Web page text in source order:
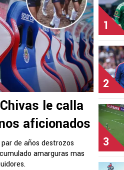
le calla
aficionados
de años destrozos
amarguras mas
1
2
3